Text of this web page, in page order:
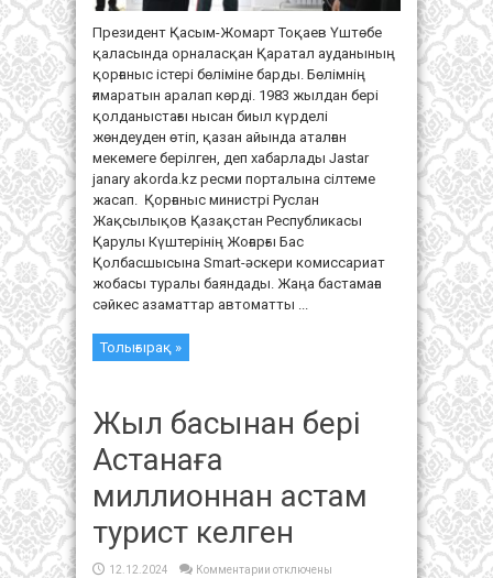
Президент Қасым-Жомарт Тоқаев Үштөбе
қаласында орналасқан Қаратал ауданының
қорғаныс істері бөліміне барды. Бөлімнің
ғимаратын аралап көрді. 1983 жылдан бері
қолданыстағы нысан биыл күрделі
жөндеуден өтіп, қазан айында аталған
мекемеге берілген, деп хабарлады Jastar
janary akorda.kz ресми порталына сілтеме
жасап. Қорғаныс министрі Руслан
Жақсылықов Қазақстан Республикасы
Қарулы Күштерінің Жоғарғы Бас
Қолбасшысына Smart-әскери комиссариат
жобасы туралы баяндады. Жаңа бастамаға
сәйкес азаматтар автоматты ...
Толығырақ »
Жыл басынан бері
Астанаға
миллионнан астам
турист келген
12.12.2024 Комментарии котключены